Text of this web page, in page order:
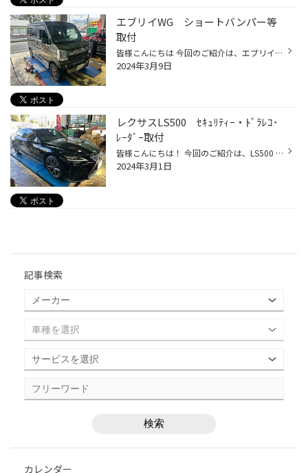
エブリイWG ショートバンパー等
取付
皆様こんにちは 今回のご紹介は、エブリイWGのお客様に ライドテックさんのショートバンパーのお取付です！ 前回にリフトアップ等させて頂いたお客様 今回は、更にリフトアップを際立させる仕様に致しました。 バンパーは同色にて取付 ナンバーの取り付け部分のスキットプレートはオリジナルのステ...
2024年3月9日
レクサスLS500 ｾｷｭﾘﾃｨｰ・ﾄﾞﾗﾚｺ･
ﾚｰﾀﾞｰ取付
皆様こんにちは！ 今回のご紹介は、LS500 後期のお客様に IGLA2セキュリティー ユピテル Q-32R 360°+リアカメラ ユピテル 新型レーダー GS1200のお取付です。 内容としては、前回の40系ヴェルファイアのお客様と同じになりますが こちらの車両はエグゼクティブグレードともあって 盗難要素が高い為I...
2024年3月1日
記事検索
カレンダー